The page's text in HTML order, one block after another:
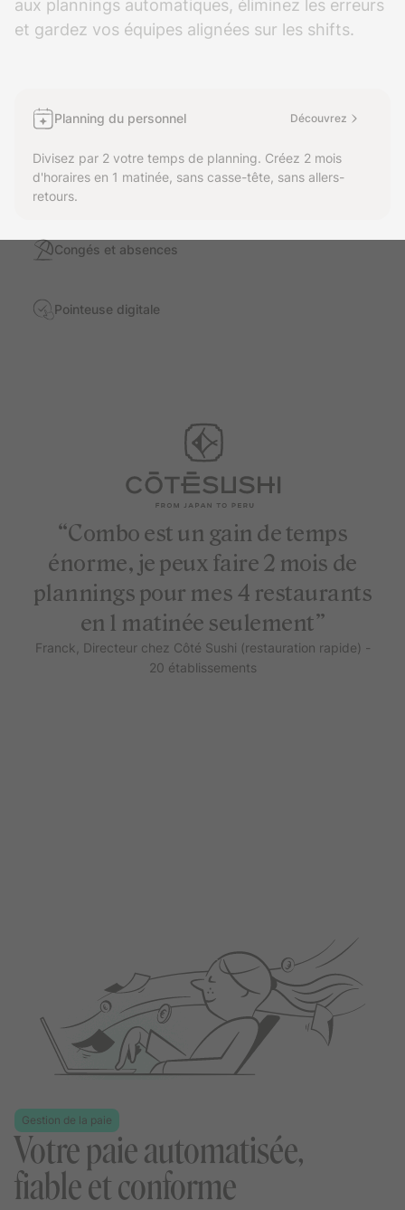
aux plannings automatiques, éliminez les erreurs
et gardez vos équipes alignées sur les shifts.
Planning du personnel Découvrez
Divisez par 2 votre temps de planning. Créez 2 mois
d'horaires en 1 matinée, sans casse-tête, sans allers-
retours.
Congés et absences
Pointeuse digitale
“Combo est un gain de temps
énorme, je peux faire 2 mois de
plannings pour mes 4 restaurants
en 1 matinée seulement”
Franck, Directeur chez Côté Sushi (restauration rapide) -
20 établissements
Gestion de la paie
Votre paie automatisée,
fiable et conforme